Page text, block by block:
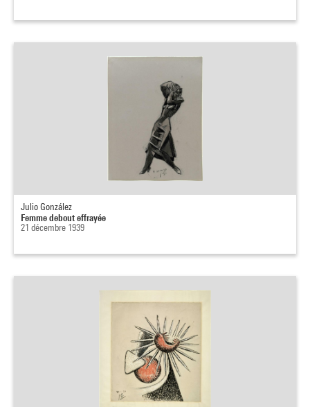
Julio González
Femme debout effrayée
21 décembre 1939